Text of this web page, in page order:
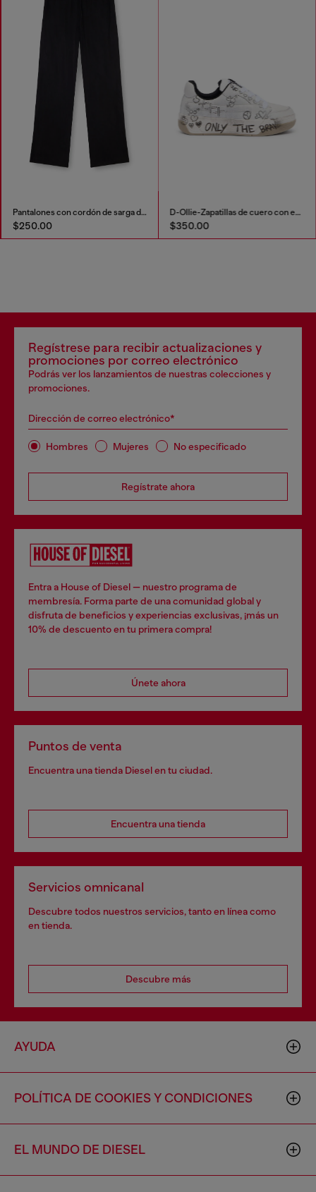
Pantalones con cordón de sarga desteñida
$250.00
D-Ollie-Zapatillas de cuero con estampado de graffiti
$350.00
Regístrese para recibir actualizaciones y
promociones por correo electrónico
Podrás ver los lanzamientos de nuestras colecciones y
promociones.
Dirección de correo electrónico*
Hombres Mujeres No especificado
Regístrate ahora
Entra a House of Diesel — nuestro programa de
membresía. Forma parte de una comunidad global y
disfruta de beneficios y experiencias exclusivas, ¡más un
10% de descuento en tu primera compra!
Únete ahora
Puntos de venta
Encuentra una tienda Diesel en tu ciudad.
Encuentra una tienda
Servicios omnicanal
Descubre todos nuestros servicios, tanto en línea como
en tienda.
Descubre más
AYUDA
POLÍTICA DE COOKIES Y CONDICIONES
EL MUNDO DE DIESEL